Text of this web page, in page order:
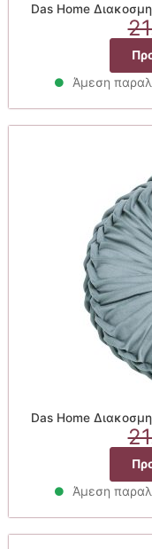
Das Home
Άμεση
Das Home
Άμεση